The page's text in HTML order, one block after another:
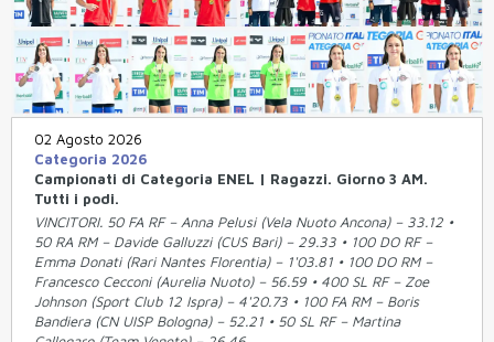
02 Agosto 2026
Categoria 2026
Campionati di Categoria ENEL | Ragazzi. Giorno 3 AM.
Tutti i podi.
VINCITORI. 50 FA RF – Anna Pelusi (Vela Nuoto Ancona) – 33.12 •
50 RA RM – Davide Galluzzi (CUS Bari) – 29.33 • 100 DO RF –
Emma Donati (Rari Nantes Florentia) – 1'03.81 • 100 DO RM –
Francesco Cecconi (Aurelia Nuoto) – 56.59 • 400 SL RF – Zoe
Johnson (Sport Club 12 Ispra) – 4'20.73 • 100 FA RM – Boris
Bandiera (CN UISP Bologna) – 52.21 • 50 SL RF – Martina